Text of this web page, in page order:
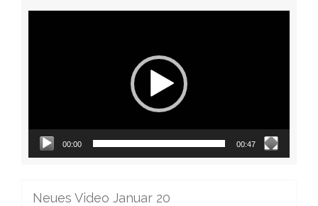
00:00 00:47
Neues Video Januar 20